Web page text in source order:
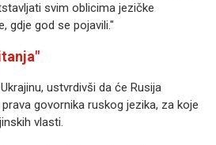
svim oblicima jezičke
gdje god se pojavili."
ustvrdivši da će Rusija
govornika ruskog jezika, za koje
vlasti.